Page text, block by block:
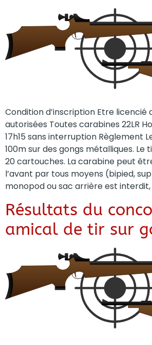
Condition d’inscription Etre licencié
autorisées Toutes carabines 22LR
17h15 sans interruption Règlement
100m sur des gongs métalliques. Le
20 cartouches. La carabine peut
l’avant par tous moyens (bipied,
monopod ou sac arrière est interdit,
Résultats du
amical de tir sur